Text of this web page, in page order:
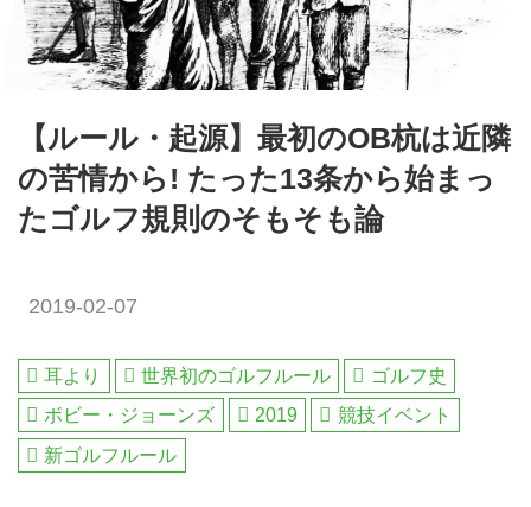
【ルール・起源】最初のOB杭は近隣
の苦情から! たった13条から始まっ
たゴルフ規則のそもそも論
2019-02-07
耳より 世界初のゴルフルール
ゴルフ史
ボビー・ジョーンズ
2019
競技イベント
新ゴルフルール